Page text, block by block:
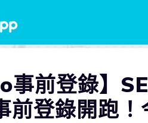
事前登錄】
前登錄開跑